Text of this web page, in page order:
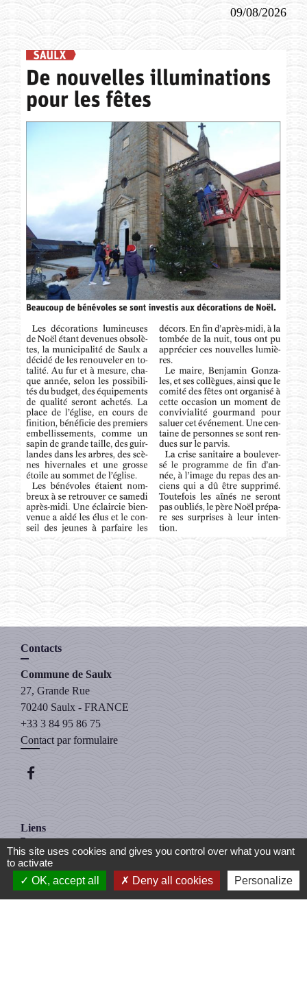
09/08/2026
Contacts
Commune de Saulx
27, Grande Rue
70240 Saulx - FRANCE
+33 3 84 95 86 75
Contact par formulaire
Liens
Covoiturage
Santé publique France
Enedis
This site uses cookies and gives you control over what you want
to activate
OK, accept all
Deny all cookies Personalize